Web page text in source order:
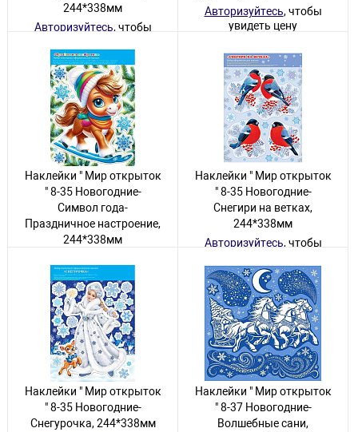
244*338мм
Авторизуйтесь, чтобы
1 товар
Авторизуйтесь, чтобы
увидеть цену
Наклейки " Мир открыток
" 8-35 Новогодние-
Символ года-
Праздничное настроение,
244*338мм
увидеть цену
55 товаров
Наклейки " Мир открыток
" 8-35 Новогодние-
Снегири на ветках,
244*338мм
Авторизуйтесь, чтобы
3 товара
Наклейки " Мир открыток
" 8-35 Новогодние-
Снегурочка, 244*338мм
Наклейки " Мир открыток
" 8-37 Новогодние-
Волшебные сани,